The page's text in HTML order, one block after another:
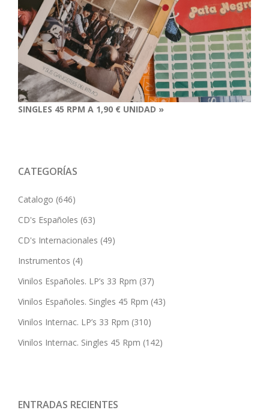
SINGLES 45 RPM A 1,90 € UNIDAD »
CATEGORÍAS
Catalogo (646)
CD's Españoles (63)
CD's Internacionales (49)
Instrumentos (4)
Vinilos Españoles. LP’s 33 Rpm (37)
Vinilos Españoles. Singles 45 Rpm (43)
Vinilos Internac. LP’s 33 Rpm (310)
Vinilos Internac. Singles 45 Rpm (142)
ENTRADAS RECIENTES